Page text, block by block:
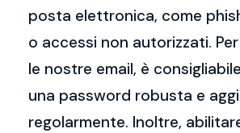
posta elettronica, come
o accessi non autorizzati.
le nostre email, è
una password robusta e
regolarmente. Inoltre,